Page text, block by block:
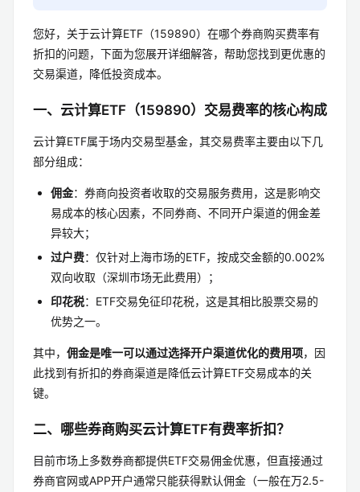
您好，关于云计算ETF（159890）在哪个券商购买费率有
折扣的问题，下面为您展开详细解答，帮助您找到更优惠的
交易渠道，降低投资成本。
一、云计算ETF（159890）交易费率的核心构成
云计算ETF属于场内交易型基金，其交易费率主要由以下几
部分组成：
佣金：券商向投资者收取的交易服务费用，这是影响交
易成本的核心因素，不同券商、不同开户渠道的佣金差
异较大；
过户费：仅针对上海市场的ETF，按成交金额的0.002%
双向收取（深圳市场无此费用）；
印花税：ETF交易免征印花税，这是其相比股票交易的
优势之一。
其中， 佣金是唯一可以通过选择开户渠道优化的费用项，因
此找到有折扣的券商渠道是降低云计算ETF交易成本的关
键。
二、哪些券商购买云计算ETF有费率折扣？
目前市场上多数券商都提供ETF交易佣金优惠，但直接通过
券商官网或APP开户通常只能获得默认佣金（一般在万2.5-